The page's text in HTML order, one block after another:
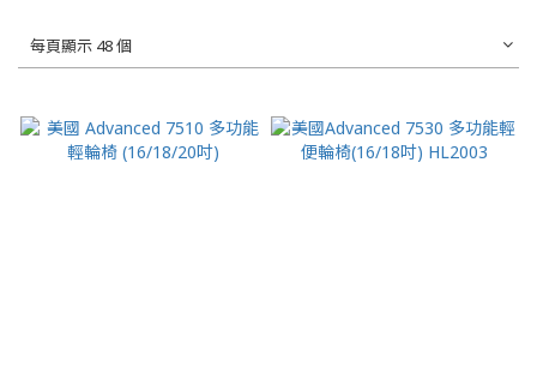
每頁顯示 48 個